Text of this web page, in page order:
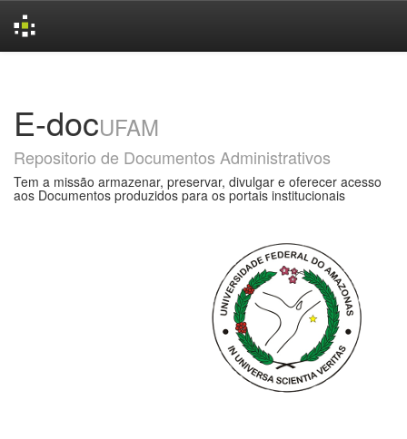
E-docUFAM
Repositorio de Documentos Administrativos
Tem a missão armazenar, preservar, divulgar e oferecer acesso
aos Documentos produzidos para os portais institucionais